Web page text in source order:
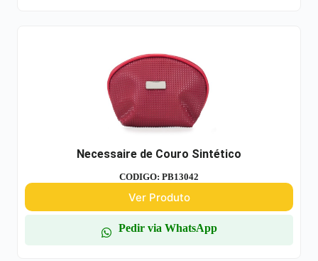
Necessaire de Couro Sintético
CODIGO: PB13042
Ver Produto
Pedir via WhatsApp